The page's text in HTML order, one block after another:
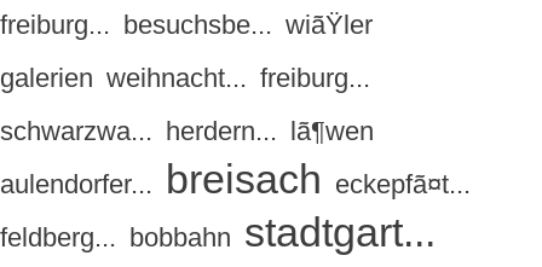
freiburg... besuchsbe... wiãŸler
galerien weihnacht... freiburg...
schwarzwa... herdern... lã¶wen
aulendorfer... breisach eckepfã¤t...
feldberg... bobbahn stadtgart...